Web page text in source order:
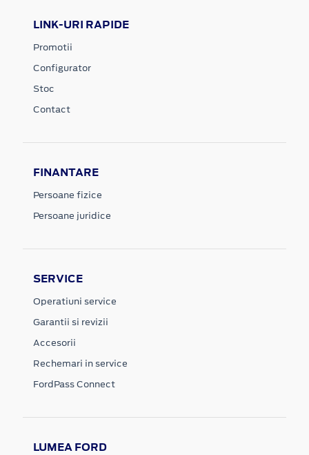
LINK-URI RAPIDE
Promotii
Configurator
Stoc
Contact
FINANTARE
Persoane fizice
Persoane juridice
SERVICE
Operatiuni service
Garantii si revizii
Accesorii
Rechemari in service
FordPass Connect
LUMEA FORD